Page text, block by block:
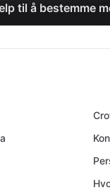
til å bestemme